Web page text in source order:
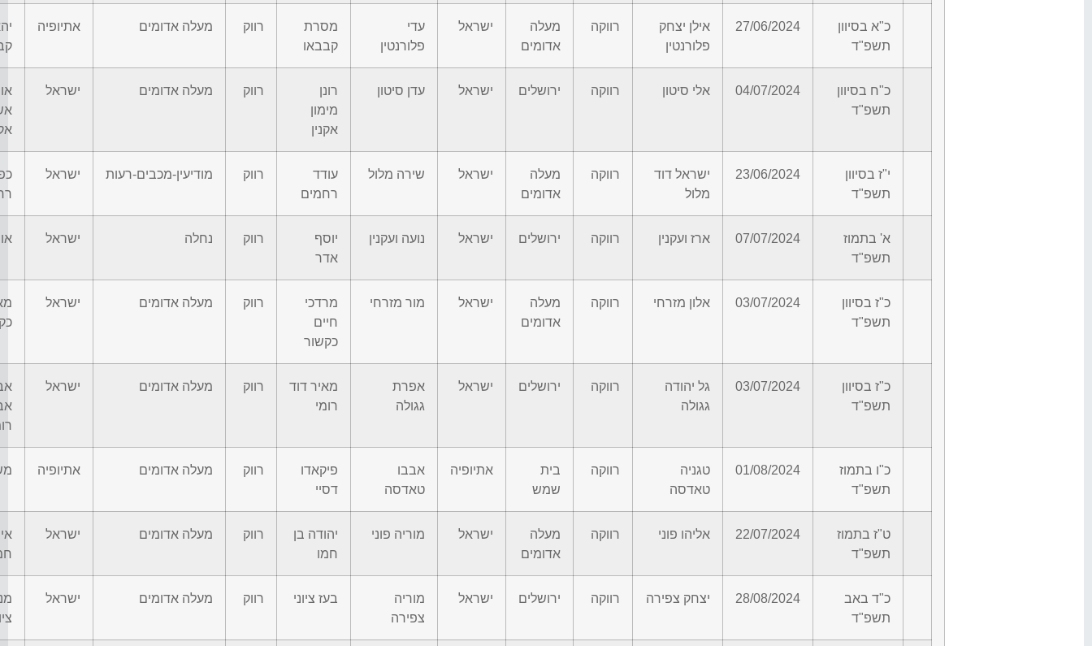
כ"א בסיוון
תשפ"ד
27/06/2024
אילן יצחק
פלורנטין
רווקה
מעלה
אדומים
ישראל
עדי
פלורנטין
מסרת
קבבאו
רווק מעלה אדומים אתיופיה
כ"ח בסיוון
תשפ"ד
04/07/2024 אלי סיטון רווקה ירושלים ישראל עדן סיטון
רונן
מימון
אקנין
רווק מעלה אדומים ישראל
י"ז בסיוון
תשפ"ד
23/06/2024
ישראל דוד
מלול
רווקה
מעלה
אדומים
ישראל שירה מלול
עודד
רחמים
רווק מודיעין-מכבים-רעות ישראל
א' בתמוז
תשפ"ד
07/07/2024 ארז ועקנין רווקה ירושלים ישראל נועה ועקנין
יוסף
אדר
רווק נחלה ישראל
כ"ז בסיוון
תשפ"ד
03/07/2024 אלון מזרחי רווקה
מעלה
אדומים
ישראל מור מזרחי
מרדכי
חיים
כקשור
רווק מעלה אדומים ישראל
כ"ז בסיוון
תשפ"ד
03/07/2024
גל יהודה
גגולה
רווקה ירושלים ישראל
אפרת
גגולה
מאיר דוד
רומי
רווק מעלה אדומים ישראל
כ"ו בתמוז
תשפ"ד
01/08/2024
טגניה
טאדסה
רווקה
בית
שמש
אתיופיה
אבבו
טאדסה
פיקאדו
דסיי
רווק מעלה אדומים אתיופיה
ט"ז בתמוז
תשפ"ד
22/07/2024 אליהו פוני רווקה
מעלה
אדומים
ישראל מוריה פוני
יהודה בן
חמו
רווק מעלה אדומים ישראל
כ"ד באב
תשפ"ד
28/08/2024 יצחק צפירה רווקה ירושלים ישראל
מוריה
צפירה
בעז ציוני רווק מעלה אדומים ישראל